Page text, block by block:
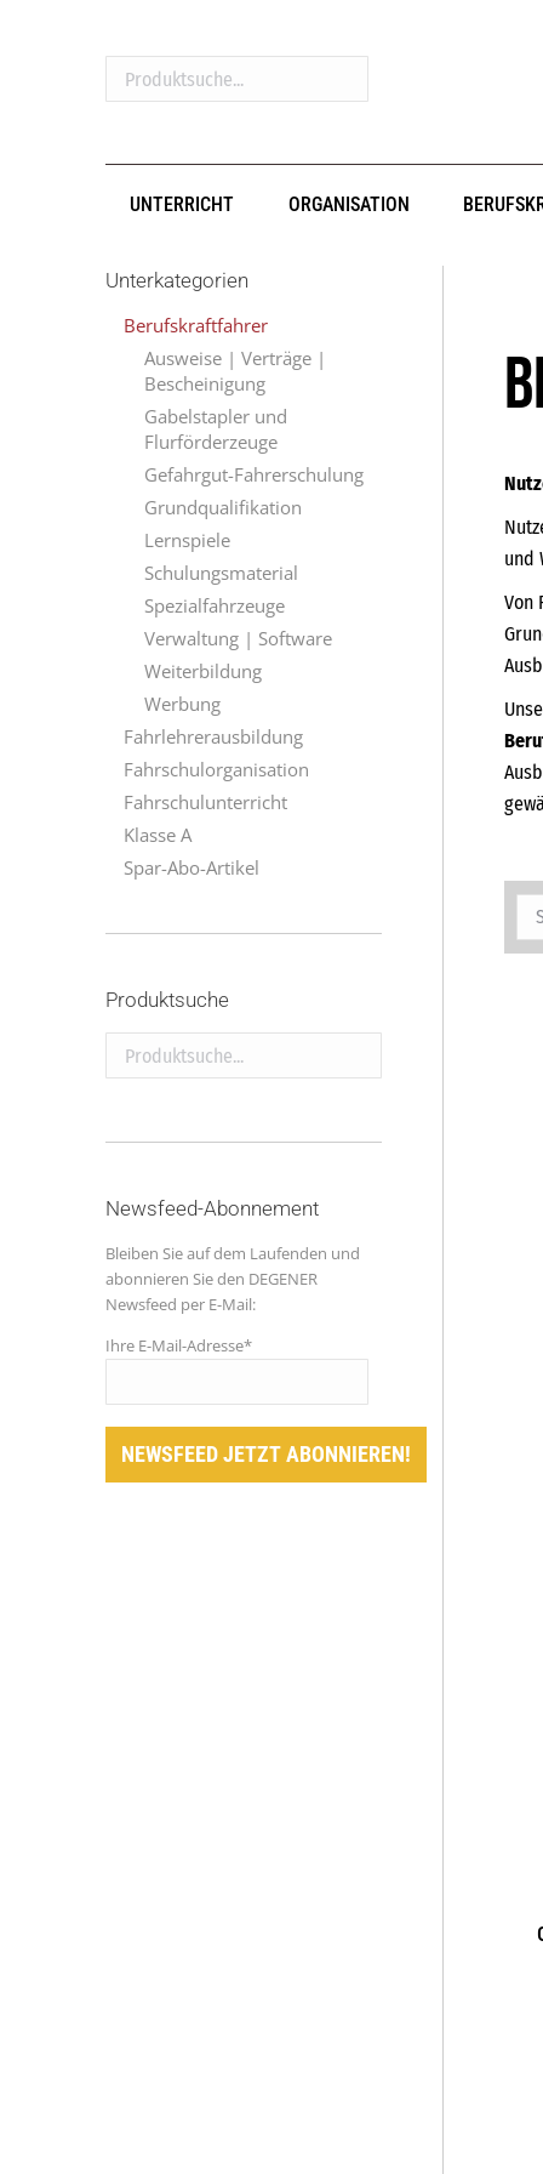
Produktsuche...
UNTERRICHT ORGANISATION
und
Von
Unterkategorien
Berufskraftfahrer
Ausweise | Verträge |
Bescheinigung
Gabelstapler und
Flurförderzeuge
Gefahrgut-Fahrerschulung
Grundqualifikation
Lernspiele
Schulungsmaterial
Spezialfahrzeuge
Verwaltung | Software
Weiterbildung
Werbung
Fahrlehrerausbildung
Fahrschulorganisation
Fahrschulunterricht
Klasse A
Spar-Abo-Artikel
Produktsuche
Produktsuche...
Newsfeed-Abonnement
Bleiben Sie auf dem Laufenden und
abonnieren Sie den DEGENER
Newsfeed per E-Mail:
Ihre E-Mail-Adresse*